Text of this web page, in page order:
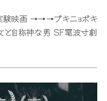
験映画 →→→ブキニョボキ
自称神な男 SF電波寸劇